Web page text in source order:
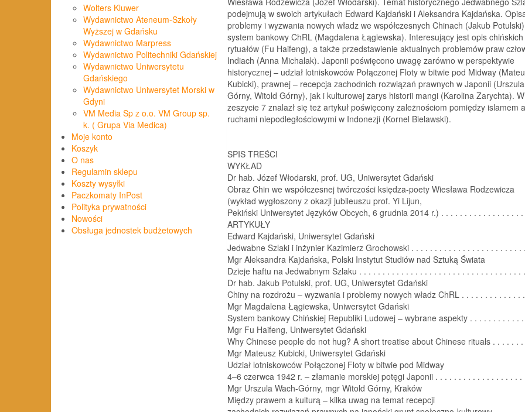
Wolters Kluwer
Wydawnictwo Ateneum-Szkoły
Wyższej w Gdańsku
Wydawnictwo Marpress
Wydawnictwo Politechniki Gdańskiej
Wydawnictwo Uniwersytetu
Gdańskiego
Wydawnictwo Uniwersytet Morski w
Gdyni
VM Media Sp z o.o. VM Group sp.
k. ( Grupa Via Medica)
Moje konto
Koszyk
O nas
Regulamin sklepu
Koszty wysyłki
Paczkomaty InPost
Polityka prywatności
Nowości
Obsługa jednostek budżetowych
podejmują w swoich artykułach Edward Kajdański i Aleksandra Kajdańska.
problemy i wyzwania nowych władz we współczesnych Chinach (Jakub
system bankowy ChRL (Magdalena Łągiewska). Interesujący jest opis chińskich
rytuałów (Fu Haifeng), a także przedstawienie aktualnych problemów praw
Indiach (Anna Michalak). Japonii poświęcono uwagę zarówno w perspektywie
historycznej – udział lotniskowców Połączonej Floty w bitwie pod Midway
Kubicki), prawnej – recepcja zachodnich rozwiązań prawnych w Japonii
Górny, Witold Górny), jak i kulturowej zarys historii mangi (Karolina Zarychta). W
zeszycie 7 znalazł się też artykuł poświęcony zależnościom pomiędzy islamem a
ruchami niepodległościowymi w Indonezji (Kornel Bielawski).
SPIS TREŚCI
WYKŁAD
Dr hab. Józef Włodarski, prof. UG, Uniwersytet Gdański
Obraz Chin we współczesnej twórczości księdza-poety Wiesława Rodzewicza
(wykład wygłoszony z okazji jubileuszu prof. Yi Lijun,
Pekiński Uniwersytet Języków Obcych, 6 grudnia 2014 r.) . . . . . . . . . . . . . . . . .
ARTYKUŁY
Edward Kajdański, Uniwersytet Gdański
Jedwabne Szlaki i inżynier Kazimierz Grochowski . . . . . . . . . . . . . . . . . . . . . . . .
Mgr Aleksandra Kajdańska, Polski Instytut Studiów nad Sztuką Świata
Dzieje haftu na Jedwabnym Szlaku . . . . . . . . . . . . . . . . . . . . . . . . . . . . . . . . . . .
Dr hab. Jakub Potulski, prof. UG, Uniwersytet Gdański
Chiny na rozdrożu – wyzwania i problemy nowych władz ChRL . . . . . . . . . . . . .
Mgr Magdalena Łągiewska, Uniwersytet Gdański
System bankowy Chińskiej Republiki Ludowej – wybrane aspekty . . . . . . . . . . . .
Mgr Fu Haifeng, Uniwersytet Gdański
Why Chinese people do not hug? A short treatise about Chinese rituals . . . . . . .
Mgr Mateusz Kubicki, Uniwersytet Gdański
Udział lotniskowców Połączonej Floty w bitwie pod Midway
4–6 czerwca 1942 r. – złamanie morskiej potęgi Japonii . . . . . . . . . . . . . . . . . . .
Mgr Urszula Wach-Górny, mgr Witold Górny, Kraków
Między prawem a kulturą – kilka uwag na temat recepcji